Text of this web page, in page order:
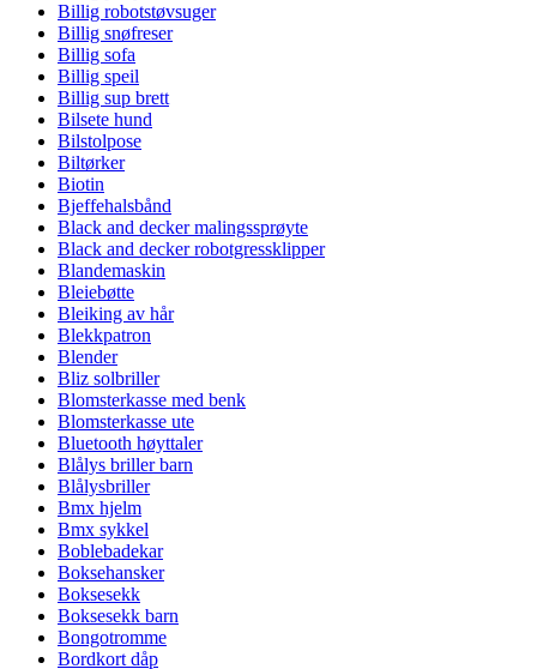
Billig robotstøvsuger
Billig snøfreser
Billig sofa
Billig speil
Billig sup brett
Bilsete hund
Bilstolpose
Biltørker
Biotin
Bjeffehalsbånd
Black and decker malingssprøyte
Black and decker robotgressklipper
Blandemaskin
Bleiebøtte
Bleiking av hår
Blekkpatron
Blender
Bliz solbriller
Blomsterkasse med benk
Blomsterkasse ute
Bluetooth høyttaler
Blålys briller barn
Blålysbriller
Bmx hjelm
Bmx sykkel
Boblebadekar
Boksehansker
Boksesekk
Boksesekk barn
Bongotromme
Bordkort dåp